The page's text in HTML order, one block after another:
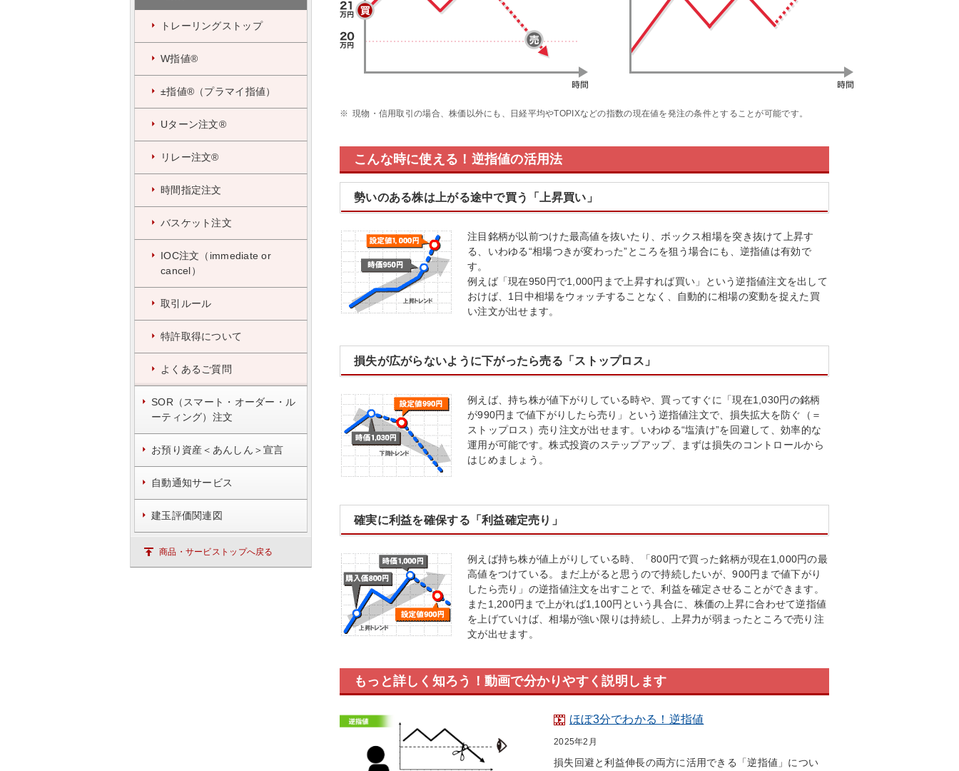
※ 現物・信用取引の場合、株価以外にも、日経平均やTOPIXなどの指数の現在値を発注の条件とすることが可能です。
こんな時に使える！逆指値の活用法
勢いのある株は上がる途中で買う「上昇買い」
注目銘柄が以前つけた最高値を抜いたり、ボックス相場を突き抜けて上昇す
る、いわゆる“相場つきが変わった”ところを狙う場合にも、逆指値は有効で
す。
例えば「現在950円で1,000円まで上昇すれば買い」という逆指値注文を出して
おけば、1日中相場をウォッチすることなく、自動的に相場の変動を捉えた買
い注文が出せます。
損失が広がらないように下がったら売る「ストップロス」
例えば、持ち株が値下がりしている時や、買ってすぐに「現在1,030円の銘柄
が990円まで値下がりしたら売り」という逆指値注文で、損失拡大を防ぐ（＝
ストップロス）売り注文が出せます。いわゆる“塩漬け”を回避して、効率的な
運用が可能です。株式投資のステップアップ、まずは損失のコントロールから
はじめましょう。
確実に利益を確保する「利益確定売り」
例えば持ち株が値上がりしている時、「800円で買った銘柄が現在1,000円の最
高値をつけている。まだ上がると思うので持続したいが、900円まで値下がり
したら売り」の逆指値注文を出すことで、利益を確定させることができます。
また1,200円まで上がれば1,100円という具合に、株価の上昇に合わせて逆指値
を上げていけば、相場が強い限りは持続し、上昇力が弱まったところで売り注
文が出せます。
もっと詳しく知ろう！動画で分かりやすく説明します
ほぼ3分でわかる！逆指値
2025年2月
損失回避と利益伸長の両方に活用できる「逆指値」につい
トレーリングストップ
W指値®
±指値®（プラマイ指値）
Uターン注文®
リレー注文®
時間指定注文
バスケット注文
IOC注文（immediate or
cancel）
取引ルール
特許取得について
よくあるご質問
SOR（スマート・オーダー・ル
ーティング）注文
お預り資産＜あんしん＞宣言
自動通知サービス
建玉評価関連図
商品・サービストップへ戻る